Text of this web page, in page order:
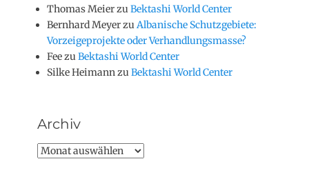
Thomas Meier zu Bektashi World Center
Bernhard Meyer zu Albanische Schutzgebiete:
Vorzeigeprojekte oder Verhandlungsmasse?
Fee zu Bektashi World Center
Silke Heimann zu Bektashi World Center
Archiv
Archiv